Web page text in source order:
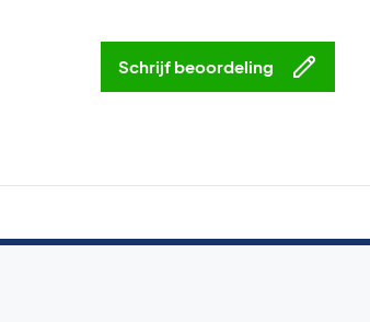
Schrijf beoordeling